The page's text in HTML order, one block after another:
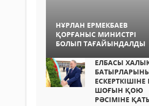
НҰРЛАН ЕРМЕКБАЕВ
ҚОРҒАНЫС МИНИСТРІ
БОЛЫП ТАҒАЙЫНДАЛДЫ
ЕЛБАСЫ
ЕСКЕРТКІШІНЕ
ШОҒЫН ҚОЮ
РӘСІМІНЕ